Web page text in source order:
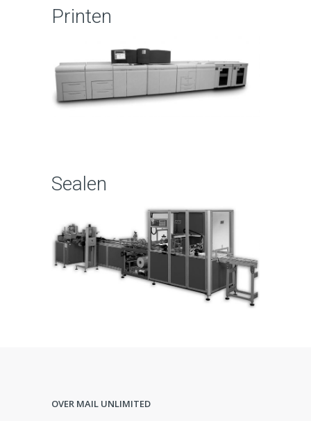
Printen
Sealen
OVER MAIL UNLIMITED